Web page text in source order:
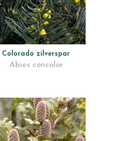
Colorado zilverspar
Abies concolor